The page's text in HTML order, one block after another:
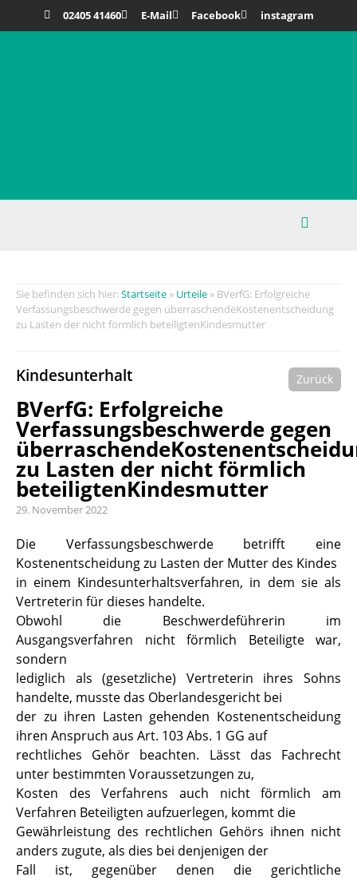
02405 41460 E-Mail Facebook instagram
Startseite » Urteile » BVerfG: Erfolgreiche
Verfassungsbeschwerde gegen überraschendeKostenentscheidung
zu Lasten der nicht förmlich beteiligtenKindesmutter
Kindesunterhalt Zurück
BVerfG: Erfolgreiche
Verfassungsbeschwerde gegen
zu Lasten der nicht förmlich
beteiligtenKindesmutter
29. November 2022
Die Verfassungsbeschwerde betrifft eine
Kostenentscheidung zu Lasten der Mutter des Kindes
in einem Kindesunterhaltsverfahren, in dem sie als
Vertreterin für dieses handelte.
Obwohl die Beschwerdeführerin im
Ausgangsverfahren nicht förmlich Beteiligte war,
sondern
lediglich als (gesetzliche) Vertreterin ihres Sohns
handelte, musste das Oberlandesgericht bei
der zu ihren Lasten gehenden Kostenentscheidung
ihren Anspruch aus Art. 103 Abs. 1 GG auf
rechtliches Gehör beachten. Lässt das Fachrecht
unter bestimmten Voraussetzungen zu,
Kosten des Verfahrens auch nicht förmlich am
Verfahren Beteiligten aufzuerlegen, kommt die
Gewährleistung des rechtlichen Gehörs ihnen nicht
anders zugute, als dies bei denjenigen der
Fall ist, gegenüber denen die gerichtliche